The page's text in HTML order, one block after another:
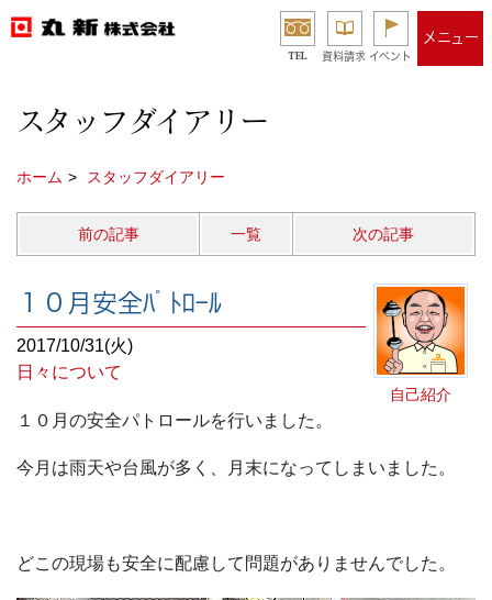
TEL 資料請求 イベント
メニュー
スタッフダイアリー
ホーム スタッフダイアリー
前の記事 一覧 次の記事
１０月安全ﾊﾟﾄﾛｰﾙ
自己紹介
2017/10/31(火)
日々について
１０月の安全パトロールを行いました。
今月は雨天や台風が多く、月末になってしまいました。
どこの現場も安全に配慮して問題がありませんでした。